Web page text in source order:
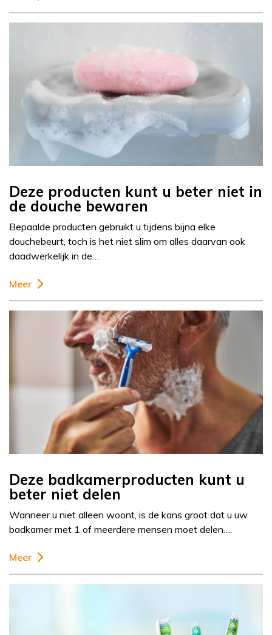
Deze producten kunt u beter niet in
de douche bewaren
Bepaalde producten gebruikt u tijdens bijna elke
douchebeurt, toch is het niet slim om alles daarvan ook
daadwerkelijk in de…
Meer
Deze badkamerproducten kunt u
beter niet delen
Wanneer u niet alleen woont, is de kans groot dat u uw
badkamer met 1 of meerdere mensen moet delen….
Meer